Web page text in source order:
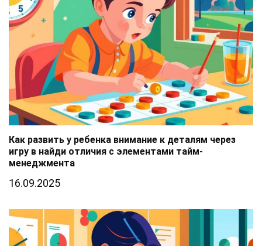
Как развить у ребенка внимание к деталям через
игру в найди отличия с элементами тайм-
менеджмента
16.09.2025